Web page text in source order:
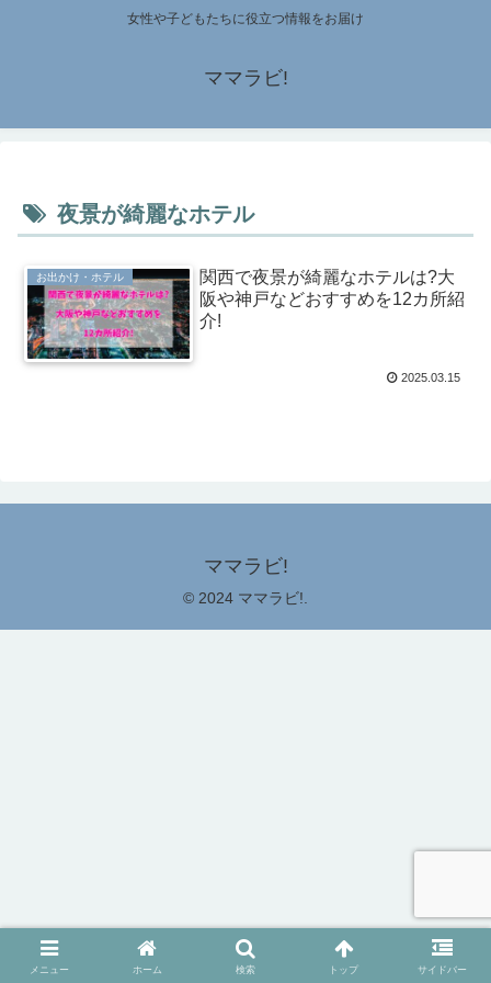
女性や子どもたちに役立つ情報をお届け
ママラビ!
夜景が綺麗なホテル
お出かけ・ホテル
関西で夜景が綺麗なホテルは?大
阪や神戸などおすすめを12カ所紹
介!
2025.03.15
ママラビ!
© 2024 ママラビ!.
メニュー ホーム 検索 トップ サイドバー